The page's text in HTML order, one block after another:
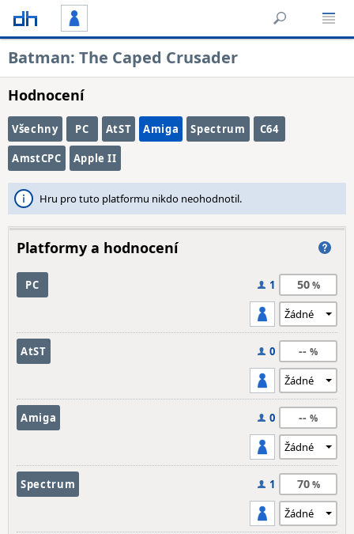
Batman: The Caped Crusader
Hodnocení
Všechny PC AtST Amiga Spectrum C64
AmstCPC Apple II
Hru pro tuto platformu nikdo neohodnotil.
Platformy a hodnocení
PC 1 50
AtST 0 --
Amiga 0 --
Spectrum 1 70